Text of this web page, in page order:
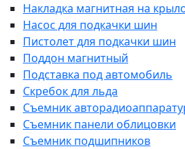
Накладка магнитная на
Насос для подкачки шин
Пистолет для подкачки шин
Поддон магнитный
Подставка под автомобиль
Скребок для льда
Съемник
Съемник панели облицовки
Съемник подшипников